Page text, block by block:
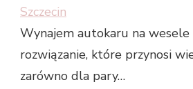
Szczecin
Wynajem autokaru na wesele
rozwiązanie, które przynosi
zarówno dla pary…